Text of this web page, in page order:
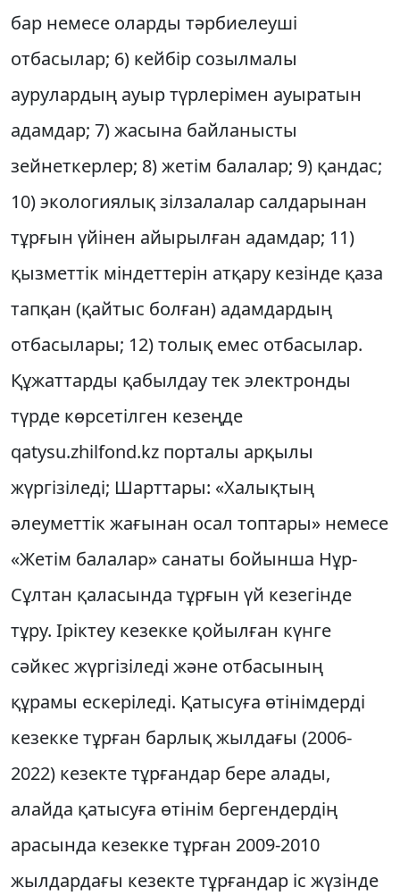
бар немесе оларды тәрбиелеуші
отбасылар; 6) кейбір созылмалы
аурулардың ауыр түрлерімен ауыратын
адамдар; 7) жасына байланысты
зейнеткерлер; 8) жетім балалар; 9) қандас;
10) экологиялық зілзалалар салдарынан
тұрғын үйінен айырылған адамдар; 11)
қызметтік міндеттерін атқару кезінде қаза
тапқан (қайтыс болған) адамдардың
отбасылары; 12) толық емес отбасылар.
Құжаттарды қабылдау тек электронды
түрде көрсетілген кезеңде
qatysu.zhilfond.kz порталы арқылы
жүргізіледі; Шарттары: «Халықтың
әлеуметтік жағынан осал топтары» немесе
«Жетім балалар» санаты бойынша Нұр-
Сұлтан қаласында тұрғын үй кезегінде
тұру. Іріктеу кезекке қойылған күнге
сәйкес жүргізіледі және отбасының
құрамы ескеріледі. Қатысуға өтінімдерді
кезекке тұрған барлық жылдағы (2006-
2022) кезекте тұрғандар бере алады,
алайда қатысуға өтінім бергендердің
арасында кезекке тұрған 2009-2010
жылдардағы кезекте тұрғандар іс жүзінде